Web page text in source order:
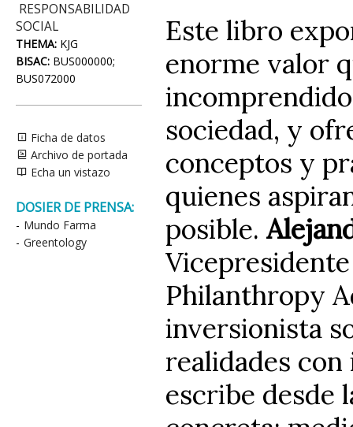
RESPONSABILIDAD
SOCIAL
THEMA: KJG
BISAC: BUS000000;
BUS072000
Ficha de datos
Archivo de portada
Echa un vistazo
DOSIER DE PRENSA:
- Mundo Farma
- Greentology
Este libro
enorme valor
sociedad, y
conceptos y
quienes
posible.
Philanthropy
inversionista
realidades
escribe desde